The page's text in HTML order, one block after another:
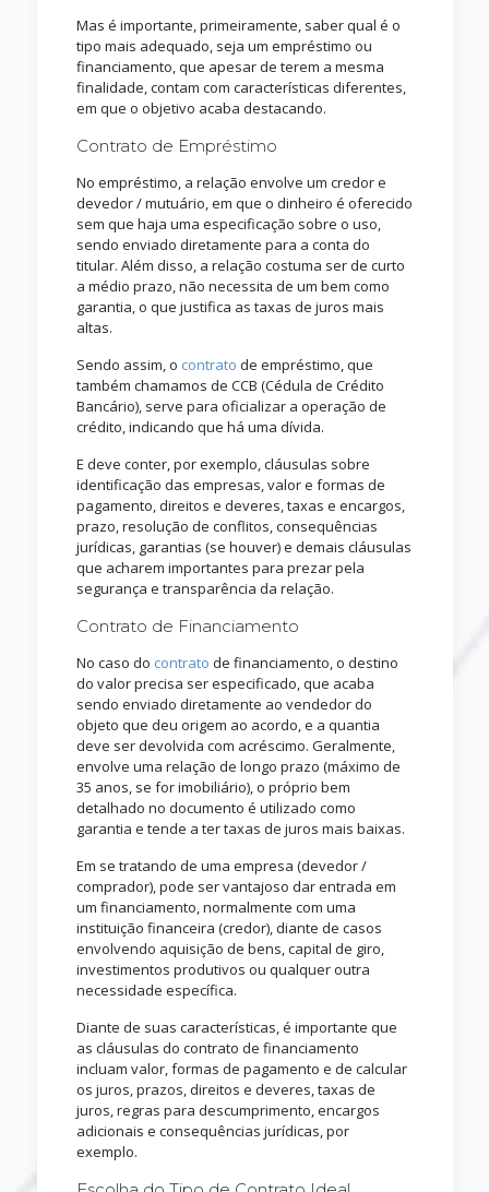
Mas é importante, primeiramente, saber qual é o
tipo mais adequado, seja um empréstimo ou
financiamento, que apesar de terem a mesma
finalidade, contam com características diferentes,
em que o objetivo acaba destacando.
Contrato de Empréstimo
No empréstimo, a relação envolve um credor e
devedor / mutuário, em que o dinheiro é oferecido
sem que haja uma especificação sobre o uso,
sendo enviado diretamente para a conta do
titular. Além disso, a relação costuma ser de curto
a médio prazo, não necessita de um bem como
garantia, o que justifica as taxas de juros mais
altas.
Sendo assim, o contrato de empréstimo, que
também chamamos de CCB (Cédula de Crédito
Bancário), serve para oficializar a operação de
crédito, indicando que há uma dívida.
E deve conter, por exemplo, cláusulas sobre
identificação das empresas, valor e formas de
pagamento, direitos e deveres, taxas e encargos,
prazo, resolução de conflitos, consequências
jurídicas, garantias (se houver) e demais cláusulas
que acharem importantes para prezar pela
segurança e transparência da relação.
Contrato de Financiamento
No caso do contrato de financiamento, o destino
do valor precisa ser especificado, que acaba
sendo enviado diretamente ao vendedor do
objeto que deu origem ao acordo, e a quantia
deve ser devolvida com acréscimo. Geralmente,
envolve uma relação de longo prazo (máximo de
35 anos, se for imobiliário), o próprio bem
detalhado no documento é utilizado como
garantia e tende a ter taxas de juros mais baixas.
Em se tratando de uma empresa (devedor /
comprador), pode ser vantajoso dar entrada em
um financiamento, normalmente com uma
instituição financeira (credor), diante de casos
envolvendo aquisição de bens, capital de giro,
investimentos produtivos ou qualquer outra
necessidade específica.
Diante de suas características, é importante que
as cláusulas do contrato de financiamento
incluam valor, formas de pagamento e de calcular
os juros, prazos, direitos e deveres, taxas de
juros, regras para descumprimento, encargos
adicionais e consequências jurídicas, por
exemplo.